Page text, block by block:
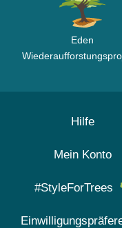
Eden
Hilfe
Mein Konto
#StyleForTrees